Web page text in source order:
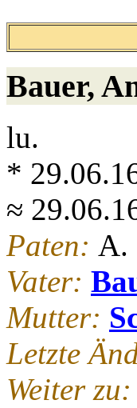
Bauer,
lu.
*
≈
Paten: A.
Vater:
Mutter:
Letzte
Weiter zu: